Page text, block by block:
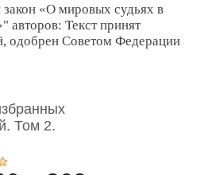
«О мировых судьях в
авторов: Текст принят
одобрен Советом Федерации
Том 2.
квалифик ...